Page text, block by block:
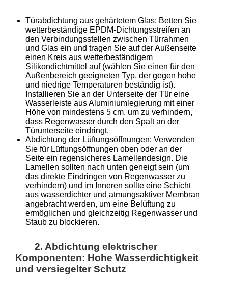
Türabdichtung aus gehärtetem Glas: Betten Sie
wetterbeständige EPDM-Dichtungsstreifen an
den Verbindungsstellen zwischen Türrahmen
und Glas ein und tragen Sie auf der Außenseite
einen Kreis aus wetterbeständigem
Silikondichtmittel auf (wählen Sie einen für den
Außenbereich geeigneten Typ, der gegen hohe
und niedrige Temperaturen beständig ist).
Installieren Sie an der Unterseite der Tür eine
Wasserleiste aus Aluminiumlegierung mit einer
Höhe von mindestens 5 cm, um zu verhindern,
dass Regenwasser durch den Spalt an der
Türunterseite eindringt.
Abdichtung der Lüftungsöffnungen: Verwenden
Sie für Lüftungsöffnungen oben oder an der
Seite ein regensicheres Lamellendesign. Die
Lamellen sollten nach unten geneigt sein (um
das direkte Eindringen von Regenwasser zu
verhindern) und im Inneren sollte eine Schicht
aus wasserdichter und atmungsaktiver Membran
angebracht werden, um eine Belüftung zu
ermöglichen und gleichzeitig Regenwasser und
Staub zu blockieren.
2. Abdichtung elektrischer
Komponenten: Hohe Wasserdichtigkeit
und versiegelter Schutz